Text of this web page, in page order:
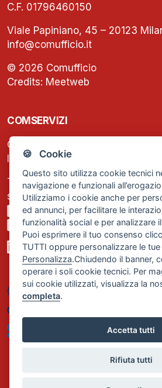
🍪 Cookie
Questo sito utilizza cookie tecnici
navigazione e funzionali
Utilizziamo i cookie anche per
ed annunci, per facilitare le
funzionalità social e per analizzare
Puoi esprimere il tuo consenso
TUTTI oppure personalizzare le
Personalizza.Chiudendo il banner,
operare i soli cookie tecnici. Per
sui cookie utilizzati, visualizza la
completa.
Accetta tutti
Rifiuta tutti
C.F. 01796460150
Viale Papiniano, 45 – 20123
info@comufficio.it
© 2026 Comufficio
Credits: Meetweb
COMSERVIZI
C.F. e P.IVA: 13474420158
Iscrizione REA Milano n. 1656740
Tel. +39 02 2838 1307
segreteria@comservizi.eu
Privacy Policy
Cookie Policy